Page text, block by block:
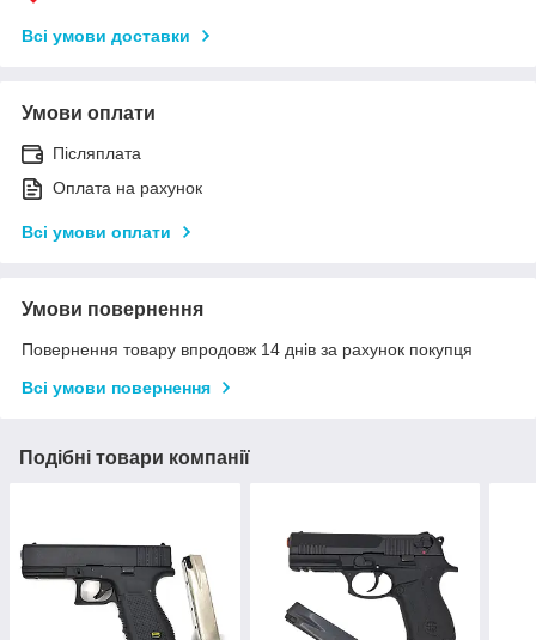
Всі умови доставки
Умови оплати
Післяплата
Оплата на рахунок
Всі умови оплати
Умови повернення
Повернення товару впродовж 14 днів за рахунок покупця
Всі умови повернення
Подібні товари компанії